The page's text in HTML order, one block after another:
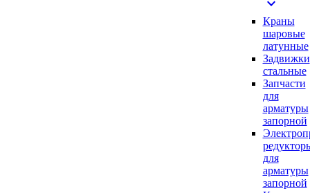
expand_more
Краны
шаровые
латунные
Задвижки
стальные
Запчасти
для
арматуры
запорной
для
арматуры
запорной